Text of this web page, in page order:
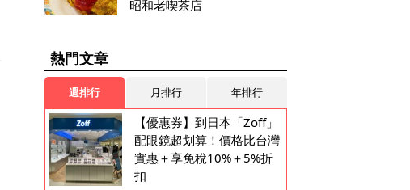
昭和老喫茶店
熱門文章
週排行 月排行 年排行
【優惠券】到日本「Zoff」
配眼鏡超划算！價格比台灣
實惠＋享免稅10%＋5%折
扣